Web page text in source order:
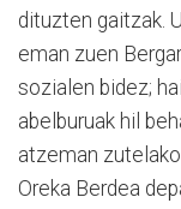
dituzten gaitzak.
eman zuen
sozialen bidez;
abelburuak hil
atzeman
Oreka Berdea